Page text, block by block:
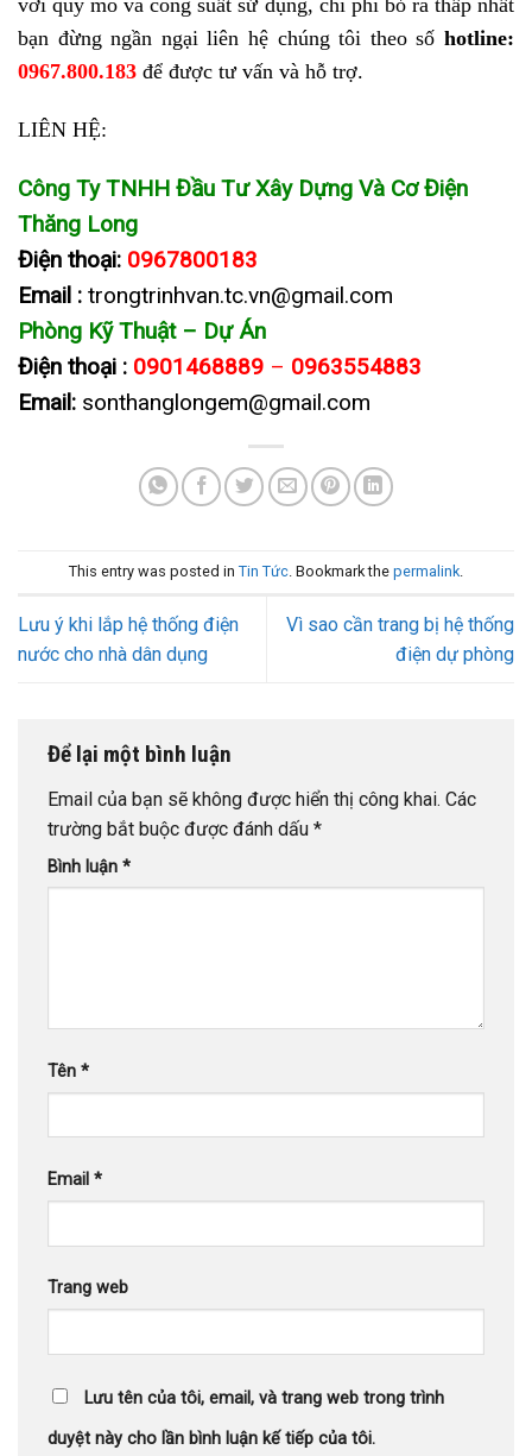
bạn đừng ngần ngại liên hệ chúng tôi theo số hotline:
0967.800.183 để được tư vấn và hỗ trợ.
LIÊN HỆ:
Công Ty TNHH Đầu Tư Xây Dựng Và Cơ Điện
Thăng Long
Điện thoại: 0967800183
Email : trongtrinhvan.tc.vn@gmail.com
Phòng Kỹ Thuật – Dự Án
Điện thoại : 0901468889 – 0963554883
Email: sonthanglongem@gmail.com
This entry was posted in Tin Tức . Bookmark the permalink
Lưu ý khi lắp hệ thống điện
nước cho nhà dân dụng
Vì sao cần trang bị hệ thống
điện dự phòng
Để lại một bình luận
Email của bạn sẽ không được hiển thị công khai. Các
trường bắt buộc được đánh dấu *
Bình luận *
Tên *
Email *
Trang web
Lưu tên của tôi, email, và trang web trong trình
duyệt này cho lần bình luận kế tiếp của tôi.